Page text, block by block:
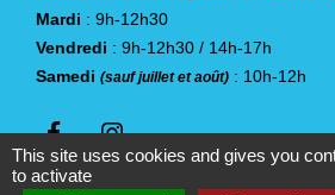
Mardi : 9h-12h30
Vendredi : 9h-12h30 / 14h-17h
Samedi (sauf juillet et août) : 10h-12h
This site uses cookies and gives you
to activate